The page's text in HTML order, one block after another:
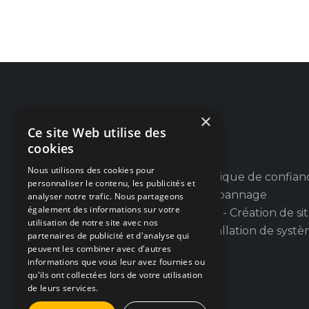
Votre partenaire informatique de
en province de Liège : Dépannage
informatique PC et Apple - Création de
web et applications - Installation de
d'alarmes et de caméras.
×
Ce site Web utilise des
cookies
Nous utilisons des cookies pour
personnaliser le contenu, les publicités et
analyser notre trafic. Nous partageons
également des informations sur votre
utilisation de notre site avec nos
partenaires de publicité et d'analyse qui
peuvent les combiner avec d'autres
informations que vous leur avez fournies ou
qu'ils ont collectées lors de votre utilisation
de leurs services.